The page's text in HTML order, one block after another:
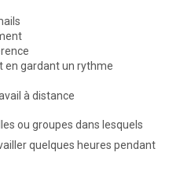
en gardant un rythme
à distance
ou groupes dans lesquels
quelques heures pendant